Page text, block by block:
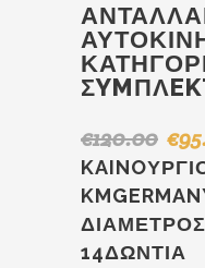
€120.00
price
was:
€
14ΔΩΝΤΙΑ